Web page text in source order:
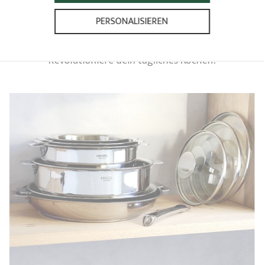
Revolutioniere dein tägliches Kochen!
PERSONALISIEREN